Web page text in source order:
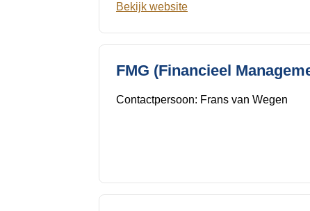
Bekijk website
FMG (Financieel
Contactpersoon: Frans van Wegen